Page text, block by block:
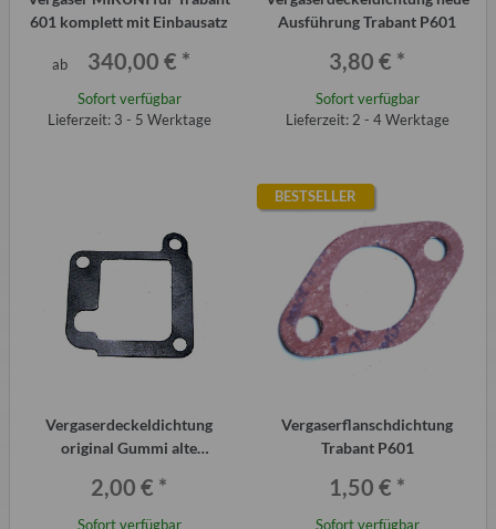
601 komplett mit Einbausatz
ab 340,00 € *
Sofort verfügbar
Lieferzeit: 3 - 5 Werktage
Ausführung Trabant P601
3,80 € *
Sofort verfügbar
Lieferzeit: 2 - 4 Werktage
Vergaserdeckeldichtung
original Gummi alte
2,00 € *
Sofort verfügbar
BESTSELLER
Vergaserflanschdichtung
Trabant P601
1,50 € *
Sofort verfügbar